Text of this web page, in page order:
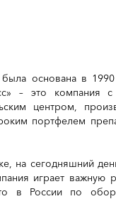
была основана в
– это компания
центром,
портфелем
на сегодняшний
играет важную
в России по